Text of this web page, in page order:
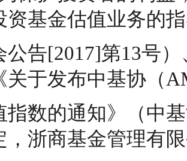
资基金估值业务的
公告[2017]第13号
关于发布中基协（
指数的通知》（中
，浙商基金管理有